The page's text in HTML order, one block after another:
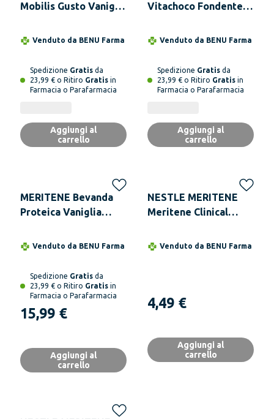
Mobilis Gusto Vaniglia
Venduto da BENU Farma
Spedizione Gratis da
23,99 € o Ritiro Gratis in
Farmacia o Parafarmacia
Aggiungi al
carrello
Vitachoco Fondente
Venduto da BENU Farma
Spedizione Gratis da
23,99 € o Ritiro Gratis in
Farmacia o Parafarmacia
Aggiungi al
carrello
MERITENE Bevanda
Proteica Vaniglia
4x200ml Iperproteica
Venduto da BENU Farma
Spedizione Gratis da
23,99 € o Ritiro Gratis in
Farmacia o Parafarmacia
15,99 €
Aggiungi al
carrello
NESTLE MERITENE
Meritene Clinical
Medico Iperproteico
Venduto da BENU Farma
4,49 €
Aggiungi al
carrello